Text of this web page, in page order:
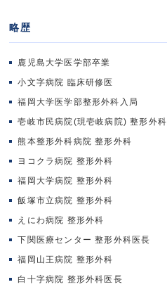
略歴
鹿児島大学医学部卒業
小文字病院 臨床研修医
福岡大学医学部整形外科入局
壱岐市民病院(現壱岐病院) 整形外科
熊本整形外科病院 整形外科
ヨコクラ病院 整形外科
福岡大学病院 整形外科
飯塚市立病院 整形外科
えにわ病院 整形外科
下関医療センター 整形外科医長
福岡山王病院 整形外科
白十字病院 整形外科医長